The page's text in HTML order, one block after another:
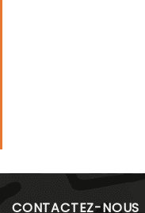
CONTACTEZ-NOUS